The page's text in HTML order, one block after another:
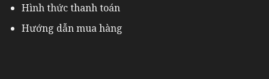
Hình thức thanh toán
Hướng dẫn mua hàng